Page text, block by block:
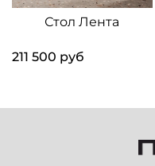
Стол Лента
211 500 руб